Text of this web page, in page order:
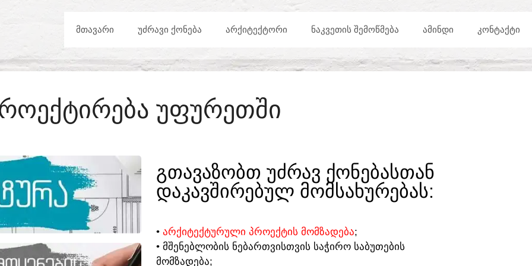
ᲛᲗᲐᲕᲐᲠᲘ ᲣᲫᲠᲐᲕᲘ ᲥᲝᲜᲔᲑᲐ ᲐᲠᲥᲘᲢᲔᲥᲢᲝᲠᲘ ᲜᲐᲙᲕᲔᲗᲘᲡ ᲨᲔᲛᲝᲬᲛᲔᲑᲐ ᲐᲛᲘᲜᲓᲘ ᲙᲝᲜᲢᲐᲥᲢᲘ
ᲣᲤᲣᲠᲔᲗᲨᲘ
ᲒᲗᲐᲕᲐᲖᲝᲑᲗ ᲣᲫᲠᲐᲕ ᲥᲝᲜᲔᲑᲐᲡᲗᲐᲜ
ᲓᲐᲙᲐᲕᲨᲘᲠᲔᲑᲣᲚ ᲛᲝᲛᲡᲐᲮᲣᲠᲔᲑᲐᲡ:​
• ᲐᲠᲥᲘᲢᲔᲥᲢᲣᲠᲣᲚᲘ ᲞᲠᲝᲔᲥᲢᲘᲡ ᲛᲝᲛᲖᲐᲓᲔᲑᲐ;
• ᲛᲨᲔᲜᲔᲑᲚᲝᲑᲘᲡ ᲜᲔᲑᲐᲠᲗᲕᲘᲡᲗᲕᲘᲡ ᲡᲐᲭᲘᲠᲝ ᲡᲐᲑᲣᲗᲔᲑᲘᲡ
ᲛᲝᲛᲖᲐᲓᲔᲑᲐ;